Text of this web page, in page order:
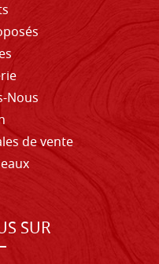
Nous
de vente
SUR